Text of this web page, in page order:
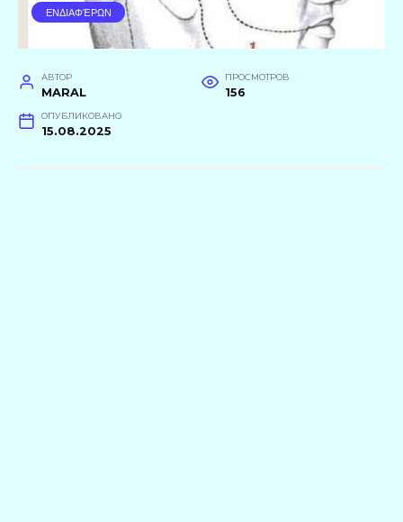
ΕΝΔΙΑΦΈΡΩΝ
АВТОР
MARAL
ПРОСМОТРОВ
156
ОПУБЛИКОВАНО
15.08.2025